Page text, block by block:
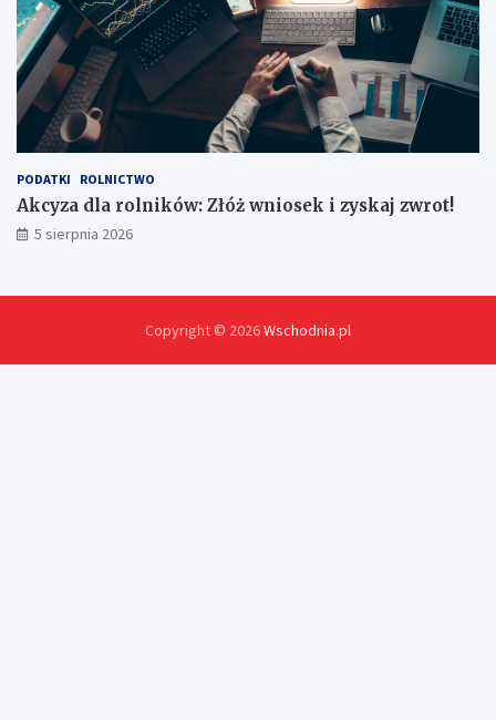
PODATKI ROLNICTWO
Akcyza dla rolników: Złóż wniosek i zyskaj zwrot!
5 sierpnia 2026
Copyright © 2026Wschodnia.pl